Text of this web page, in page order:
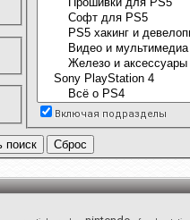
Включая подразделы